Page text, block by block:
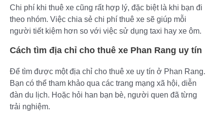
Chi phí khi thuê xe cũng rất hợp lý, đặc biệt là khi bạn đi
theo nhóm. Việc chia sẻ chi phí thuê xe sẽ giúp mỗi
người tiết kiệm hơn so với việc sử dụng taxi hay xe ôm.
Cách tìm địa chỉ cho thuê xe Phan Rang uy tín
Để tìm được một địa chỉ cho thuê xe uy tín ở Phan Rang.
Bạn có thể tham khảo qua các trang mạng xã hội, diễn
đàn du lịch. Hoặc hỏi han bạn bè, người quen đã từng
trải nghiệm.